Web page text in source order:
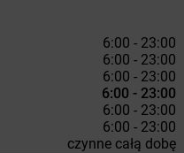
6:00 - 23:00
6:00 - 23:00
6:00 - 23:00
6:00 - 23:00
6:00 - 23:00
6:00 - 23:00
czynne całą dobę